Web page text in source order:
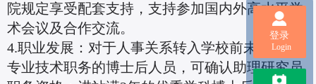
院规定享受配套支持，支持参加国内外高水平学
术会议及合作交流。
4.职业发展：对于人事关系转入学校前未曾确认
专业技术职务的博士后人员，可确认助理研究员
登录
Login